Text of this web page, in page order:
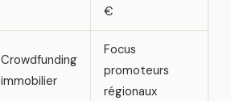
€
Crowdfunding
immobilier
Focus
promoteurs
régionaux